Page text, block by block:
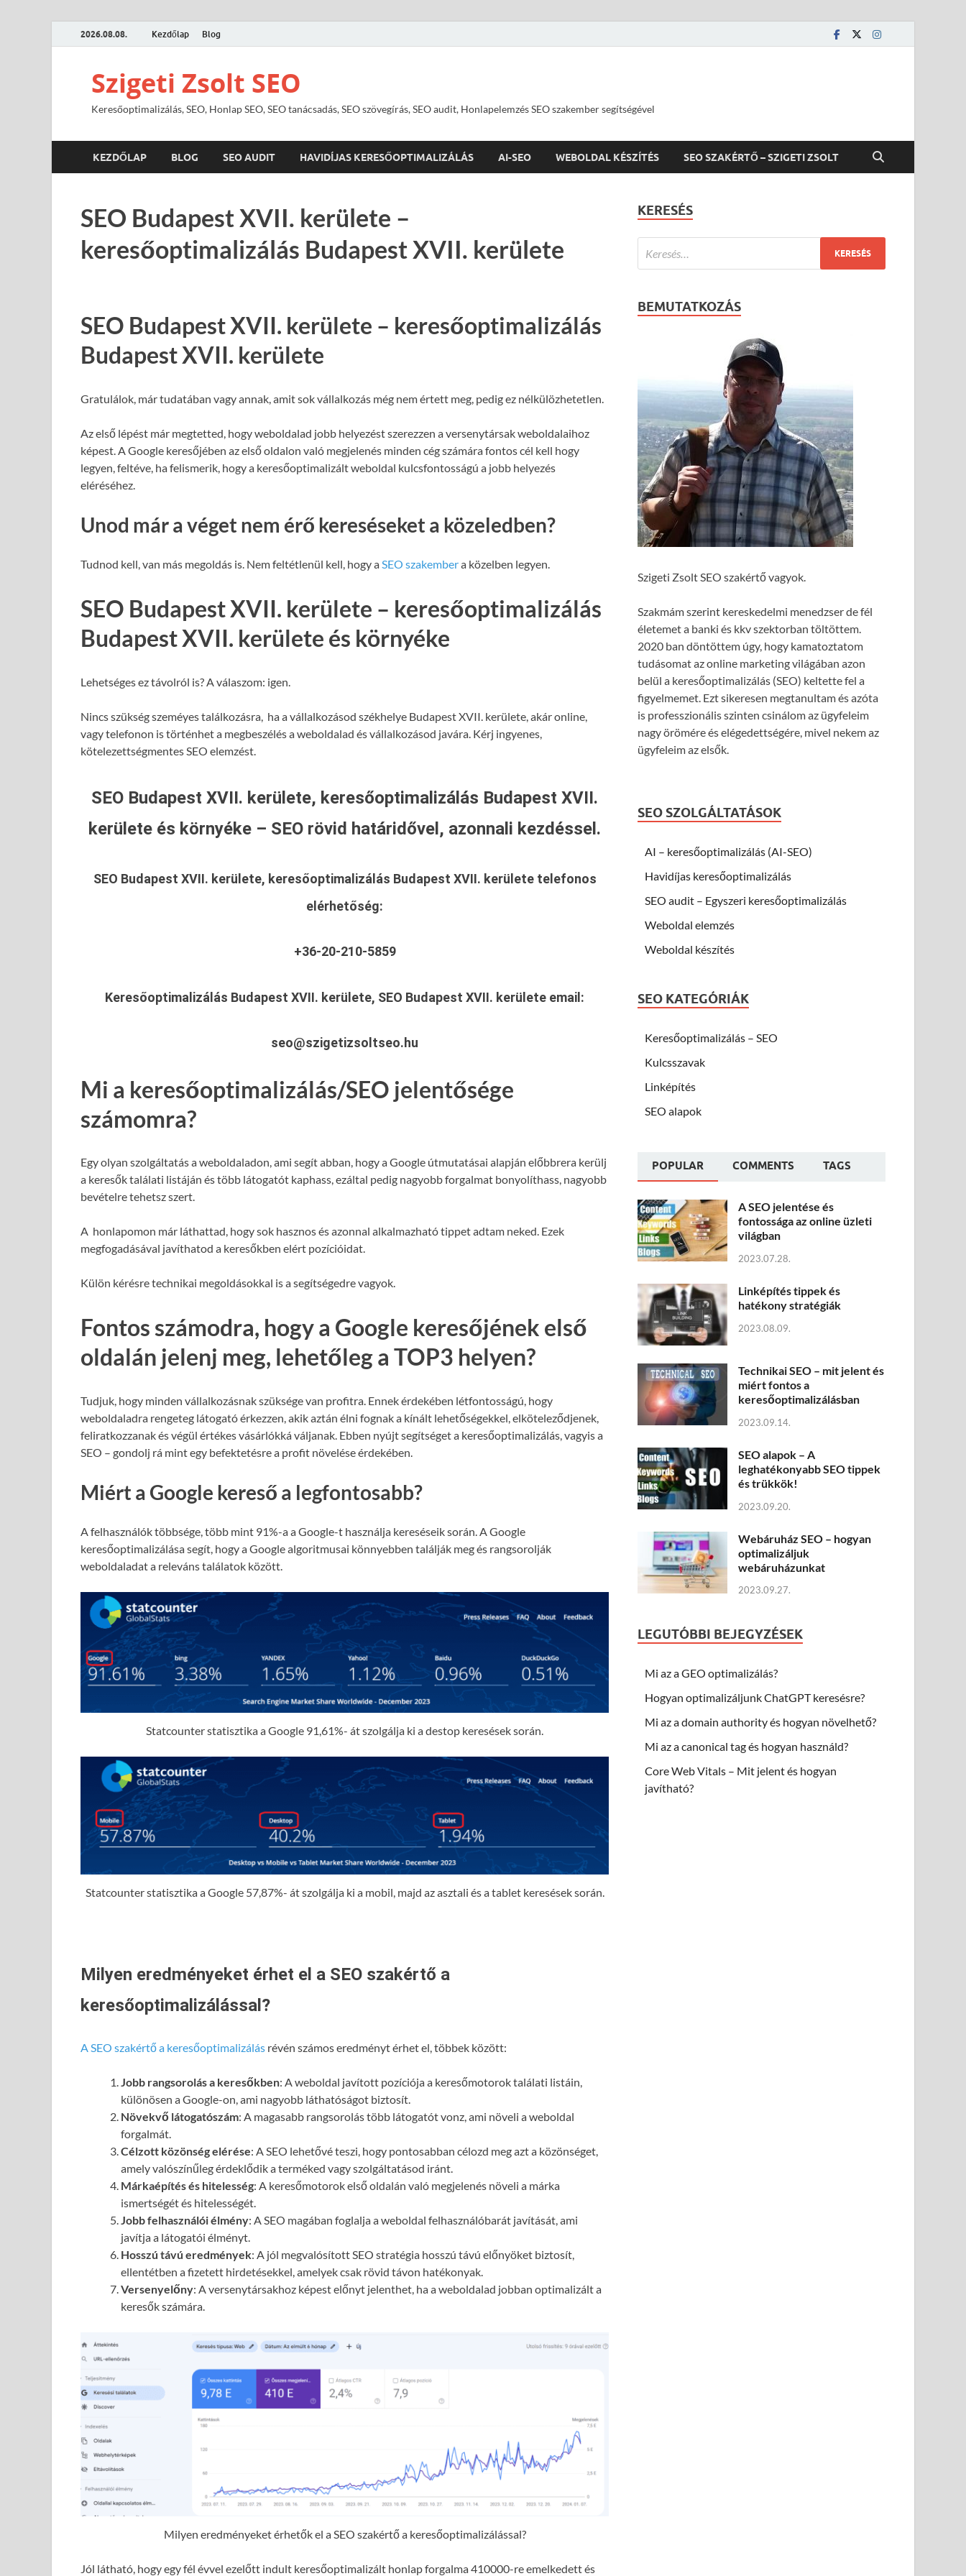
2026.08.08. Kezdőlap Blog
Szigeti Zsolt SEO
Keresőoptimalizálás, SEO, Honlap SEO, SEO tanácsadás, SEO szövegírás, SEO audit, Honlapelemzés SEO szakember segítségével
KEZDŐLAP BLOG SEO AUDIT HAVIDÍJAS KERESŐOPTIMALIZÁLÁS AI-SEO WEBOLDAL KÉSZÍTÉS SEO SZAKÉRTŐ – SZIGETI ZSOLT
SEO Budapest XVII. kerülete –
keresőoptimalizálás Budapest XVII. kerülete
SEO Budapest XVII. kerülete – keresőoptimalizálás
Budapest XVII. kerülete
Gratulálok, már tudatában vagy annak, amit sok vállalkozás még nem értett meg, pedig ez nélkülözhetetlen.
Az első lépést már megtetted, hogy weboldalad jobb helyezést szerezzen a versenytársak weboldalaihoz
képest. A Google keresőjében az első oldalon való megjelenés minden cég számára fontos cél kell hogy
legyen, feltéve, ha felismerik, hogy a keresőoptimalizált weboldal kulcsfontosságú a jobb helyezés
eléréséhez.
Unod már a véget nem érő kereséseket a közeledben?
Tudnod kell, van más megoldás is. Nem feltétlenül kell, hogy aSEO szakembera közelben legyen.
SEO Budapest XVII. kerülete – keresőoptimalizálás
Budapest XVII. kerülete és környéke
Lehetséges ez távolról is? A válaszom: igen.
Nincs szükség szeméyes találkozásra, ha a vállalkozásod székhelye Budapest XVII. kerülete, akár online,
vagy telefonon is történhet a megbeszélés a weboldalad és vállalkozásod javára. Kérj ingyenes,
kötelezettségmentes SEO elemzést.
SEO Budapest XVII. kerülete, keresőoptimalizálás Budapest XVII.
kerülete és környéke – SEO rövid határidővel, azonnali kezdéssel.
SEO Budapest XVII. kerülete, keresőoptimalizálás Budapest XVII. kerülete telefonos
elérhetőség:
+36-20-210-5859
Keresőoptimalizálás Budapest XVII. kerülete, SEO Budapest XVII. kerülete email:
seo@szigetizsoltseo.hu
Mi a keresőoptimalizálás/SEO jelentősége
számomra?
Egy olyan szolgáltatás a weboldaladon, ami segít abban, hogy a Google útmutatásai alapján előbbrera kerülj
a keresők találati listáján és több látogatót kaphass, ezáltal pedig nagyobb forgalmat bonyolíthass, nagyobb
bevételre tehetsz szert.
A honlapomon már láthattad, hogy sok hasznos és azonnal alkalmazható tippet adtam neked. Ezek
megfogadásával javíthatod a keresőkben elért pozícióidat.
Külön kérésre technikai megoldásokkal is a segítségedre vagyok.
Fontos számodra, hogy a Google keresőjének első
oldalán jelenj meg, lehetőleg a TOP3 helyen?
Tudjuk, hogy minden vállalkozásnak szüksége van profitra. Ennek érdekében létfontosságú, hogy
weboldaladra rengeteg látogató érkezzen, akik aztán élni fognak a kínált lehetőségekkel, elköteleződjenek,
feliratkozzanak és végül értékes vásárlókká váljanak. Ebben nyújt segítséget a keresőoptimalizálás, vagyis a
SEO – gondolj rá mint egy befektetésre a profit növelése érdekében.
Miért a Google kereső a legfontosabb?
A felhasználók többsége, több mint 91%-a a Google-t használja kereséseik során. A Google
keresőoptimalizálása segít, hogy a Google algoritmusai könnyebben találják meg és rangsorolják
weboldaladat a releváns találatok között.
Statcounter statisztika a Google 91,61%- át szolgálja ki a destop keresések során.
Statcounter statisztika a Google 57,87%- át szolgálja ki a mobil, majd az asztali és a tablet keresések során.
Milyen eredményeket érhet el a SEO szakértő a
keresőoptimalizálással?
A SEO szakértő a keresőoptimalizálás révén számos eredményt érhet el, többek között:
Jobb rangsorolás a keresőkben: A weboldal javított pozíciója a keresőmotorok találati listáin,
különösen a Google-on, ami nagyobb láthatóságot biztosít.
Növekvő látogatószám: A magasabb rangsorolás több látogatót vonz, ami növeli a weboldal
forgalmát.
Célzott közönség elérése: A SEO lehetővé teszi, hogy pontosabban célozd meg azt a közönséget,
amely valószínűleg érdeklődik a terméked vagy szolgáltatásod iránt.
Márkaépítés és hitelesség: A keresőmotorok első oldalán való megjelenés növeli a márka
ismertségét és hitelességét.
Jobb felhasználói élmény: A SEO magában foglalja a weboldal felhasználóbarát javítását, ami
javítja a látogatói élményt.
Hosszú távú eredmények: A jól megvalósított SEO stratégia hosszú távú előnyöket biztosít,
ellentétben a fizetett hirdetésekkel, amelyek csak rövid távon hatékonyak.
Versenyelőny: A versenytársakhoz képest előnyt jelenthet, ha a weboldalad jobban optimalizált a
keresők számára.
Milyen eredményeket érhetők el a SEO szakértő a keresőoptimalizálással?
Jól látható, hogy egy fél évvel ezelőtt indult keresőoptimalizált honlap forgalma 410000-re emelkedett és
KERESÉS
BEMUTATKOZÁS
Szigeti Zsolt SEO szakértő vagyok.
Szakmám szerint kereskedelmi menedzser de fél
életemet a banki és kkv szektorban töltöttem.
2020 ban döntöttem úgy, hogy kamatoztatom
tudásomat az online marketing világában azon
belül a keresőoptimalizálás (SEO) keltette fel a
figyelmemet. Ezt sikeresen megtanultam és azóta
is professzionális szinten csinálom az ügyfeleim
nagy örömére és elégedettségére, mivel nekem az
ügyfeleim az elsők.
SEO SZOLGÁLTATÁSOK
AI – keresőoptimalizálás (AI-SEO)
Havidíjas keresőoptimalizálás
SEO audit – Egyszeri keresőoptimalizálás
Weboldal elemzés
Weboldal készítés
SEO KATEGÓRIÁK
Keresőoptimalizálás – SEO
Kulcsszavak
Linképítés
SEO alapok
POPULAR COMMENTS TAGS
A SEO jelentése és
fontossága az online üzleti
világban
2023.07.28.
Linképítés tippek és
hatékony stratégiák
2023.08.09.
Technikai SEO – mit jelent és
miért fontos a
keresőoptimalizálásban
2023.09.14.
SEO alapok – A
leghatékonyabb SEO tippek
és trükkök!
2023.09.20.
Webáruház SEO – hogyan
optimalizáljuk
webáruházunkat
2023.09.27.
LEGUTÓBBI BEJEGYZÉSEK
Mi az a GEO optimalizálás?
Hogyan optimalizáljunk ChatGPT keresésre?
Mi az a domain authority és hogyan növelhető?
Mi az a canonical tag és hogyan használd?
Core Web Vitals – Mit jelent és hogyan
javítható?